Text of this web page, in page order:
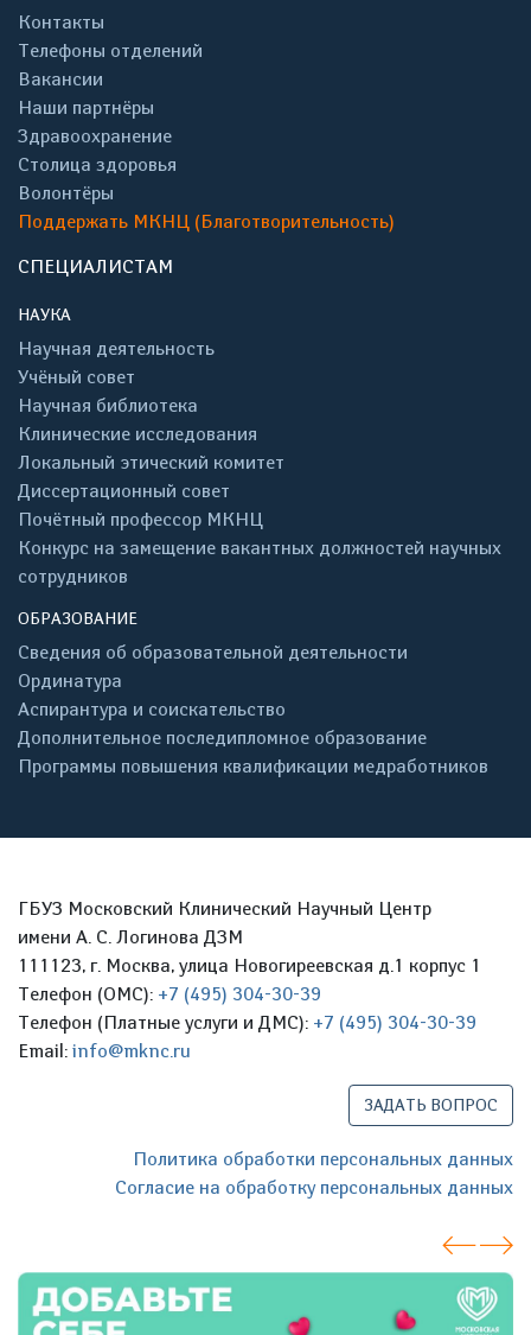
Контакты
Телефоны отделений
Вакансии
Наши партнёры
Здравоохранение
Столица здоровья
Волонтёры
Поддержать МКНЦ (Благотворительность)
СПЕЦИАЛИСТАМ
НАУКА
Научная деятельность
Учёный совет
Научная библиотека
Клинические исследования
Локальный этический комитет
Диссертационный совет
Почётный профессор МКНЦ
Конкурс на замещение вакантных должностей научных
сотрудников
ОБРАЗОВАНИЕ
Сведения об образовательной деятельности
Ординатура
Аспирантура и соискательство
Дополнительное последипломное образование
Программы повышения квалификации медработников
ГБУЗ Московский Клинический Научный Центр
имени А. С. Логинова ДЗМ
111123, г. Москва, улица Новогиреевская д.1 корпус 1
Телефон (ОМС): +7 (495) 304-30-39
Телефон (Платные услуги и ДМС): +7 (495) 304-30-39
Email: info@mknc.ru
ЗАДАТЬ ВОПРОС
Политика обработки персональных данных
Согласие на обработку персональных данных